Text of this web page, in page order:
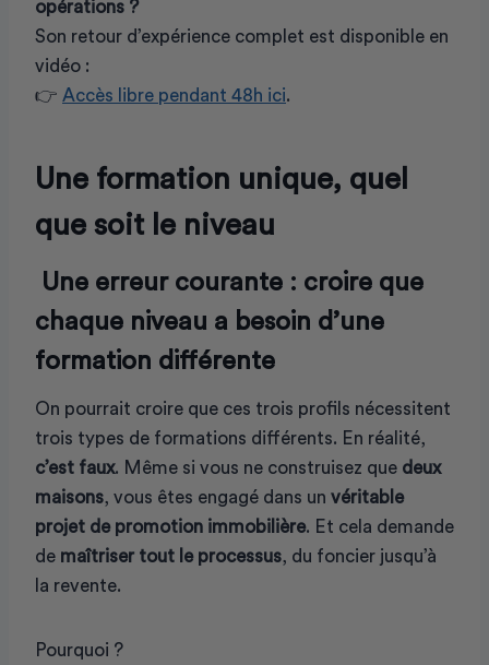
opérations ?
Son retour d’expérience complet est disponible en
vidéo :
👉 Accès libre pendant 48h ici.
Une formation unique, quel
que soit le niveau
Une erreur courante : croire que
chaque niveau a besoin d’une
formation différente
On pourrait croire que ces trois profils nécessitent
trois types de formations différents. En réalité,
c’est faux. Même si vous ne construisez que deux
maisons, vous êtes engagé dans un véritable
projet de promotion immobilière. Et cela demande
de maîtriser tout le processus, du foncier jusqu’à
la revente.
Pourquoi ?